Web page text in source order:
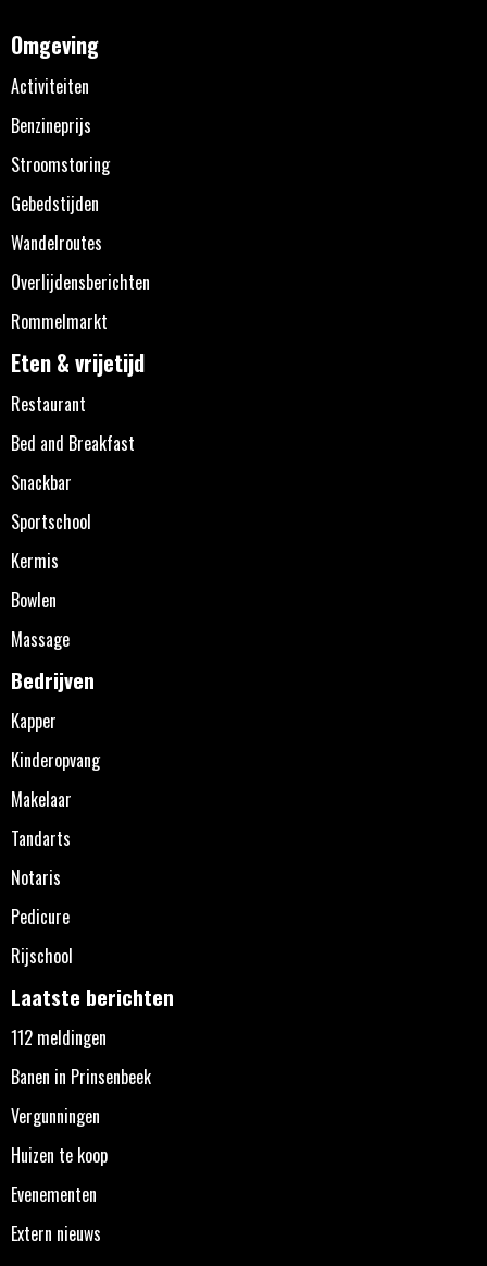
Omgeving
Activiteiten
Benzineprijs
Stroomstoring
Gebedstijden
Wandelroutes
Overlijdensberichten
Rommelmarkt
Eten & vrijetijd
Restaurant
Bed and Breakfast
Snackbar
Sportschool
Kermis
Bowlen
Massage
Bedrijven
Kapper
Kinderopvang
Makelaar
Tandarts
Notaris
Pedicure
Rijschool
Laatste berichten
112 meldingen
Banen in Prinsenbeek
Vergunningen
Huizen te koop
Evenementen
Extern nieuws